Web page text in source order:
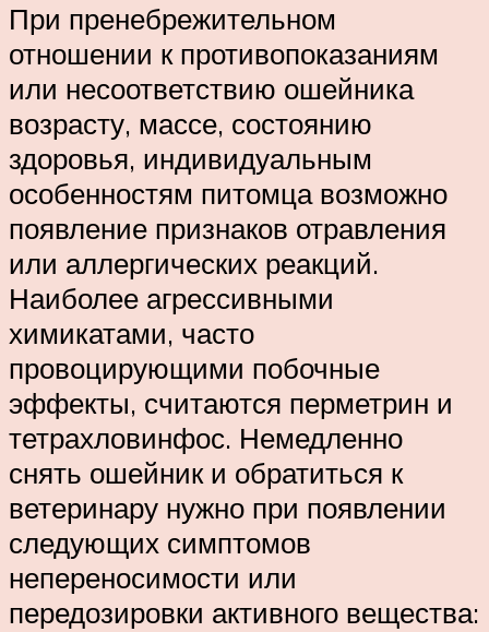
При пренебрежительном
отношении к противопоказаниям
или несоответствию ошейника
возрасту, массе, состоянию
здоровья, индивидуальным
особенностям питомца возможно
появление признаков отравления
или аллергических реакций.
Наиболее агрессивными
химикатами, часто
провоцирующими побочные
эффекты, считаются перметрин и
тетрахловинфос. Немедленно
снять ошейник и обратиться к
ветеринару нужно при появлении
следующих симптомов
непереносимости или
передозировки активного вещества: